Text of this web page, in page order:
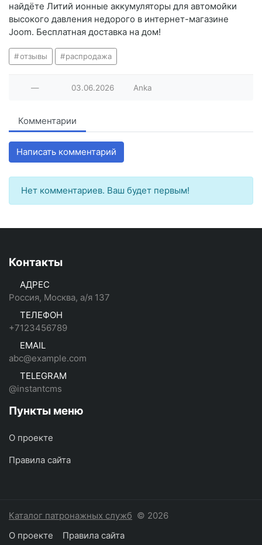
найдёте Литий ионные аккумуляторы для автомойки
высокого давления недорого в интернет-магазине
Joom. Бесплатная доставка на дом!
отзывы распродажа
— 03.06.2026 Anka
Комментарии
Написать комментарий
Нет комментариев. Ваш будет первым!
Контакты
АДРЕС
Россия, Москва, а/я 137
ТЕЛЕФОН
+7123456789
EMAIL
abc@example.com
TELEGRAM
@instantcms
Пункты меню
О проекте
Правила сайта
Каталог патронажных служб © 2026
О проекте
Правила сайта